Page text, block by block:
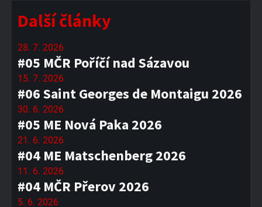
Další články
28. 7. 2026
#05 MČR Poříčí nad Sázavou
15. 7. 2026
#06 Saint Georges de Montaigu 2026
30. 6. 2026
#05 ME Nová Paka 2026
21. 6. 2026
#04 ME Matschenberg 2026
11. 6. 2026
#04 MČR Přerov 2026
5. 6. 2026